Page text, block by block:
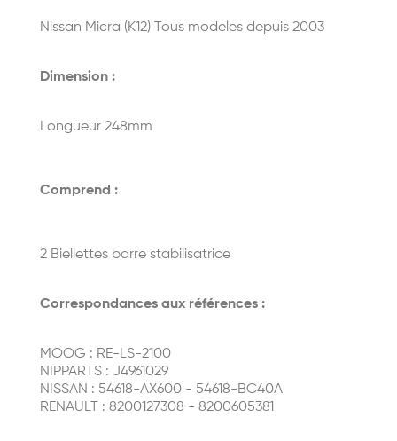
Nissan Micra (K12) Tous modeles depuis 2003
Dimension :
Longueur 248mm
Comprend :
2 Biellettes barre stabilisatrice
Correspondances aux références :
MOOG : RE-LS-2100
NIPPARTS : J4961029
NISSAN : 54618-AX600 - 54618-BC40A
RENAULT : 8200127308 - 8200605381